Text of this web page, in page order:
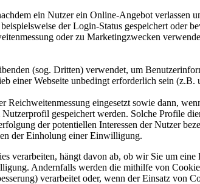
ein Nutzer ein Online-Angebot verlassen
der Login-Status gespeichert oder
oder zu Marketingzwecken
(sog. Dritten) verwendet, um
einer Webseite unbedingt erforderlich sein (z.B.
eingesetzt sowie dann,
gespeichert werden. Solche Profile
der potentiellen Interessen der Nutzer
der Einholung einer Einwilligung.
verarbeiten, hängt davon ab, ob wir Sie um
Andernfalls werden die mithilfe von
verarbeitet oder, wenn der Einsatz von